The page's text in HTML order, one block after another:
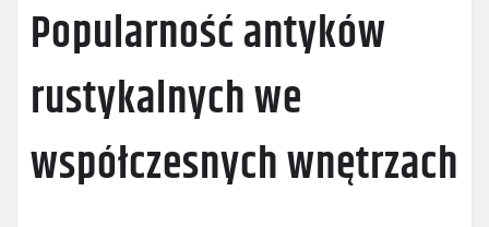
Popularność antyków
rustykalnych we
współczesnych wnętrzach